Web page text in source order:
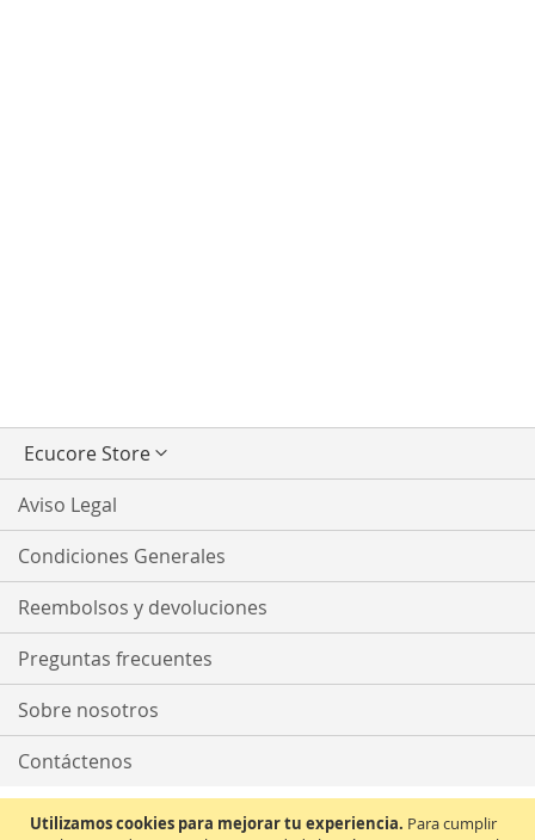
Utilizamos cookies para mejorar tu experiencia. Para cumplir
tiendaEcucore Store
Aviso Legal
Condiciones Generales
Reembolsos y devoluciones
Preguntas frecuentes
Sobre nosotros
Contáctenos